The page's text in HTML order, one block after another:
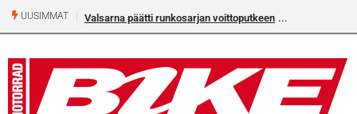
UUSIMMAT Valsarna päätti runkosarjan voittoputkeen